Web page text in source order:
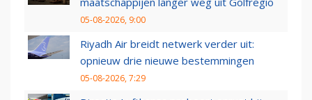
05-08-2026, 9:00
Riyadh Air breidt netwerk verder uit:
opnieuw drie nieuwe bestemmingen
05-08-2026, 7:29